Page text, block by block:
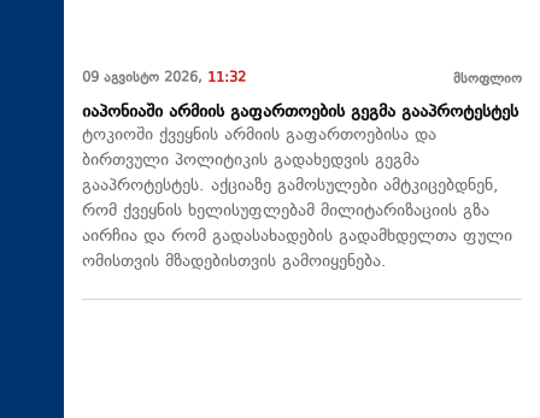
09 აგვისტო 2026, 11:32 მსოფლიო
იაპონიაში არმიის გაფართოების გეგმა გააპროტესტეს
ტოკიოში ქვეყნის არმიის გაფართოებისა და
ბირთვული პოლიტიკის გადახედვის გეგმა
გააპროტესტეს. აქციაზე გამოსულები ამტკიცებდნენ,
რომ ქვეყნის ხელისუფლებამ მილიტარიზაციის გზა
აირჩია და რომ გადასახადების გადამხდელთა ფული
ომისთვის მზადებისთვის გამოიყენება.